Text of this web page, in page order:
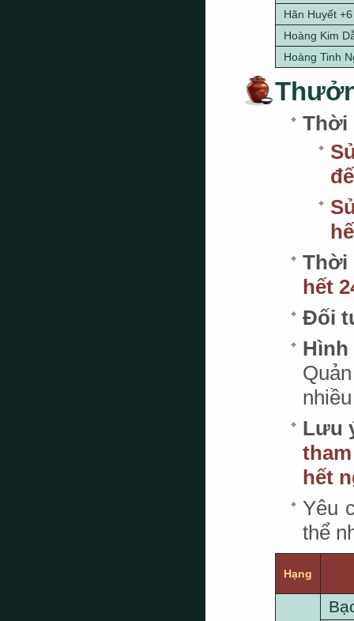
Hãn Huyết +6
Hoàng Kim
Hoàng Tinh
Thời
Thời
hết
Đối
Lưu
hết
Yêu
thể
Hạng